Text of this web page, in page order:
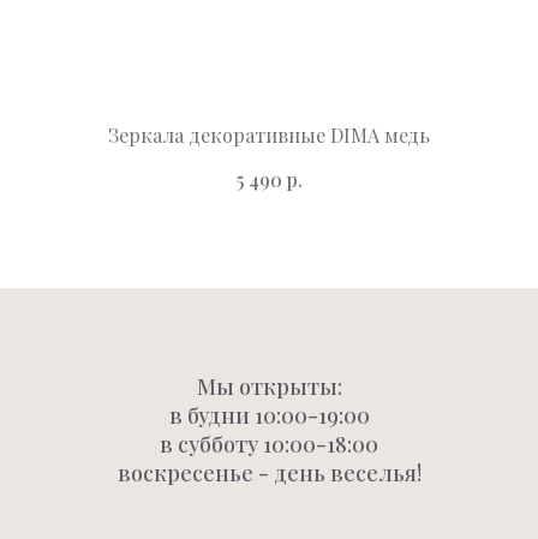
Зеркала декоративные DIMA медь
5 490 р.
Мы открыты:
в будни 10:00-19:00
в субботу 10:00-18:00
воскресенье - день веселья!